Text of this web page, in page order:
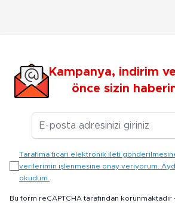
Kampanya, indirim
önce sizin
E-posta
Tarafıma ticari elektronik ileti
verilerimin işlenmesine onay veriyorum.
okudum.
Bu form reCAPTCHA tarafından korunmaktadır